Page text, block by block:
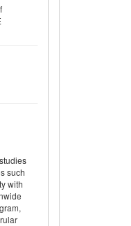
such
with